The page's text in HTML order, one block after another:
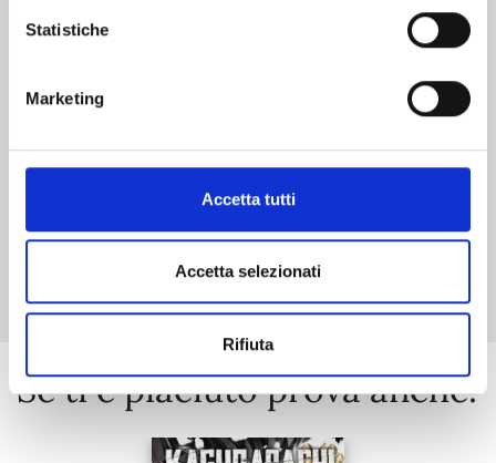
Statistiche
Marketing
Accetta tutti
Accetta selezionati
Rifiuta
Se ti è piaciuto prova anche: